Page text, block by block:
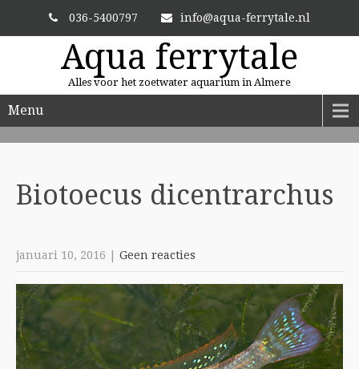
036-5400797 info@aqua-ferrytale.nl
Aqua ferrytale
Alles voor het zoetwater aquarium in Almere
Menu
ALTIJD VERSE PLANTEN
Biotoecus dicentrarchus
januari 10, 2016 Geen reacties